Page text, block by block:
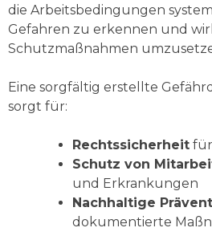
die Arbeitsbedingungen
Gefahren zu erkennen und
Schutzmaßnahmen
Eine sorgfältig erstellte
sorgt für:
Rechtssicherheit
Schutz von
und Erkrankungen
Nachhaltige
dokumentierte